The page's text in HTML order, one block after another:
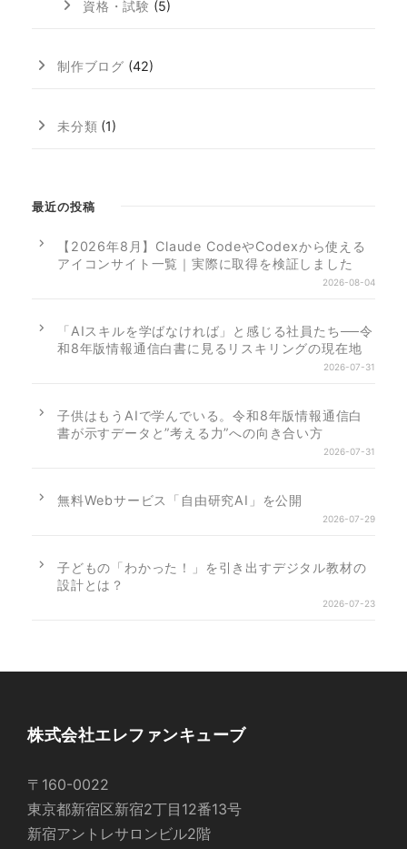
資格・試験 (5)
制作ブログ (42)
未分類 (1)
最近の投稿
【2026年8月】Claude CodeやCodexから使える
アイコンサイト一覧｜実際に取得を検証しました
2026-08-04
「AIスキルを学ばなければ」と感じる社員たち──令
和8年版情報通信白書に見るリスキリングの現在地
2026-07-31
子供はもうAIで学んでいる。令和8年版情報通信白
書が示すデータと”考える力”への向き合い方
2026-07-31
無料Webサービス「自由研究AI」を公開
2026-07-29
子どもの「わかった！」を引き出すデジタル教材の
設計とは？
2026-07-23
株式会社エレファンキューブ
〒160-0022
東京都新宿区新宿2丁目12番13号
新宿アントレサロンビル2階